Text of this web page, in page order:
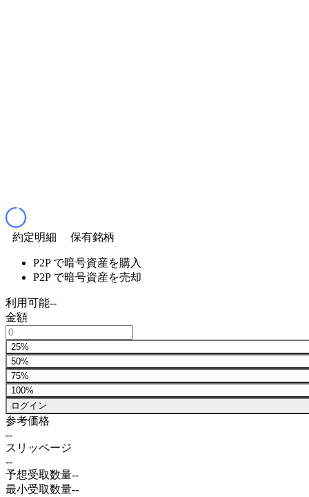
約定明細 保有銘柄
P2P で暗号資産を購入
P2P で暗号資産を売却
利用可能--
金額
25%
50%
75%
100%
ログイン
参考価格
--
スリッページ
--
予想受取数量--
最小受取数量--